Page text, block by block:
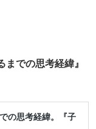
までの思考経緯』